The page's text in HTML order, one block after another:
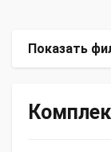
Показать